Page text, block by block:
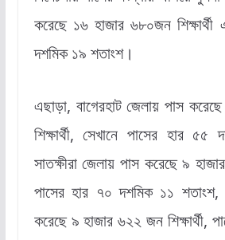
করেছে ১৬ হাজার ৬৮০জন শিক্ষার্থী
দশমিক ১৯ শতাংশ।
এছাড়া, বাগেরহাট জেলায় পাস
শিক্ষার্থী, সেখানে পাসের হার
সাতক্ষীরা জেলায় পাস করেছে ৯
পাসের হার ৭০ দশমিক ১১ শতাংশ,
করেছে ৯ হাজার ৬২২ জন শিক্ষার্থী,